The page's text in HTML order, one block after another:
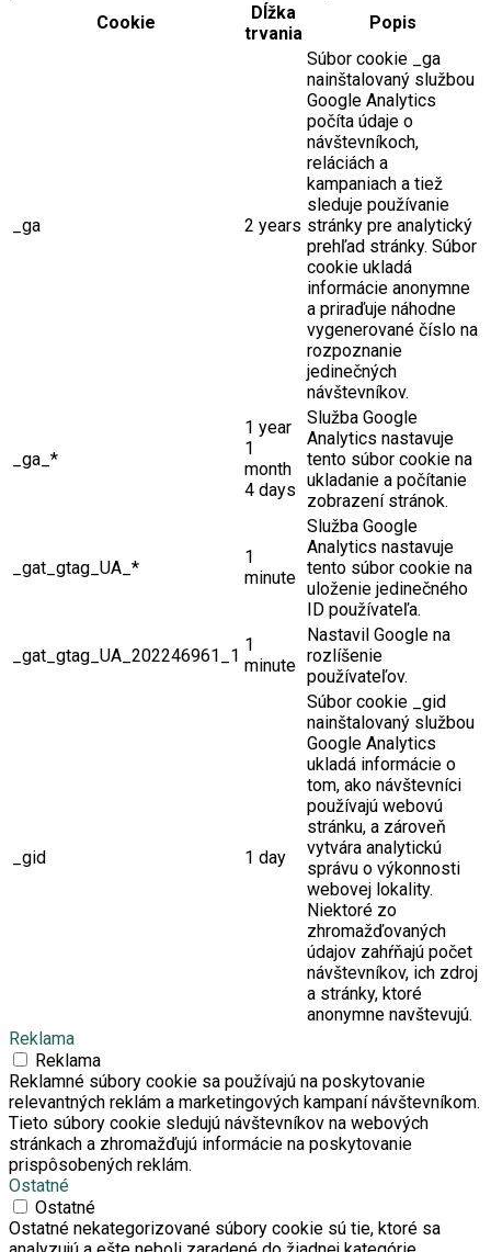
Cookie
Dĺžka
trvania
Popis
_ga 2 years
Súbor cookie _ga
nainštalovaný službou
Google Analytics
počíta údaje o
návštevníkoch,
reláciách a
kampaniach a tiež
sleduje používanie
stránky pre analytický
prehľad stránky. Súbor
cookie ukladá
informácie anonymne
a priraďuje náhodne
vygenerované číslo na
rozpoznanie
jedinečných
návštevníkov.
_ga_*
1 year
1
month
4 days
Služba Google
Analytics nastavuje
tento súbor cookie na
ukladanie a počítanie
zobrazení stránok.
_gat_gtag_UA_*
1
minute
Služba Google
Analytics nastavuje
tento súbor cookie na
uloženie jedinečného
ID používateľa.
_gat_gtag_UA_202246961_1
1
minute
Nastavil Google na
rozlíšenie
používateľov.
_gid 1 day
Súbor cookie _gid
nainštalovaný službou
Google Analytics
ukladá informácie o
tom, ako návštevníci
používajú webovú
stránku, a zároveň
vytvára analytickú
správu o výkonnosti
webovej lokality.
Niektoré zo
zhromažďovaných
údajov zahŕňajú počet
návštevníkov, ich zdroj
a stránky, ktoré
anonymne navštevujú.
Reklama
Reklama
Reklamné súbory cookie sa používajú na poskytovanie
relevantných reklám a marketingových kampaní návštevníkom.
Tieto súbory cookie sledujú návštevníkov na webových
stránkach a zhromažďujú informácie na poskytovanie
prispôsobených reklám.
Ostatné
Ostatné
Ostatné nekategorizované súbory cookie sú tie, ktoré sa